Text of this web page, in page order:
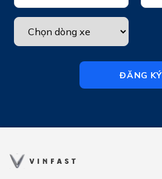
ĐĂNG KÝ